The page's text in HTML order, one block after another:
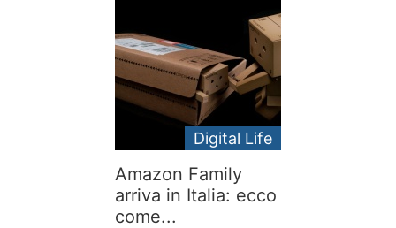
Digital Life
Amazon Family
arriva in Italia: ecco
come...